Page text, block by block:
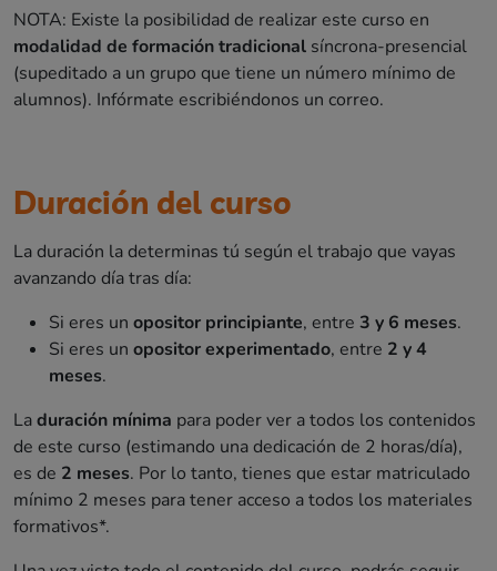
NOTA: Existe la posibilidad de realizar este curso en
modalidad de formación tradicional síncrona-presencial
(supeditado a un grupo que tiene un número mínimo de
alumnos). Infórmate escribiéndonos un correo.
Duración del curso
La duración la determinas tú según el trabajo que vayas
avanzando día tras día:
Si eres un opositor principiante, entre 3 y 6 meses.
Si eres un opositor experimentado, entre 2 y 4
meses.
Laduración mínima para poder ver a todos los contenidos
de este curso (estimando una dedicación de 2 horas/día),
es de 2 meses. Por lo tanto, tienes que estar matriculado
mínimo 2 meses para tener acceso a todos los materiales
formativos*.